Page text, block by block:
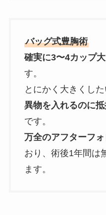
バッグ式豊胸術
確実に3〜4カップ大
す。
とにかく大きくし
異物を入れるのに
です。
万全のアフターフォ
おり、術後1年間は
ます。